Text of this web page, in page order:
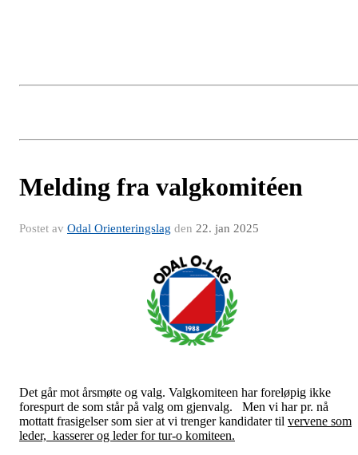
Melding fra valgkomitéen
Postet av Odal Orienteringslag den 22. jan 2025
Det går mot årsmøte og valg. Valgkomiteen har foreløpig ikke
forespurt de som står på valg om gjenvalg. Men vi har pr. nå
mottatt frasigelser som sier at vi trenger kandidater til vervene som
leder, kasserer og leder for tur-o komiteen.